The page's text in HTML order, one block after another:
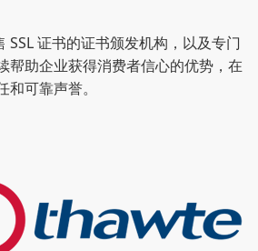
证书的证书颁发机构，以及专门
帮助企业获得消费者信心的优势，在
可靠声誉。